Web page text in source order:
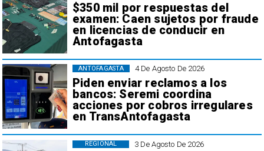
$350 mil por respuestas del
examen: Caen sujetos por fraude
en licencias de conducir en
Antofagasta
4 De Agosto De 2026
Piden enviar reclamos a los
bancos: Seremi coordina
acciones por cobros irregulares
en TransAntofagasta
ANTOFAGASTA
3 De Agosto De 2026
REGIONAL